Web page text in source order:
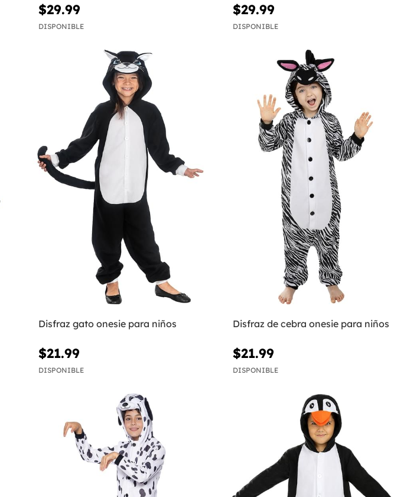
$29.99
DISPONIBLE
$29.99
DISPONIBLE
Disfraz gato onesie para niños
$21.99
DISPONIBLE
Disfraz de cebra onesie para niños
$21.99
DISPONIBLE